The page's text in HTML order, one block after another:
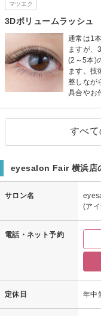
マツエク
3Dボリュームラッシュ
通常は1
ますが、
(2～5本)
ます。技
整しなが
具合やお
すべ
eyesalon Fair 横浜店
サロン名
(ア
電話・ネット予約
定休日 年中